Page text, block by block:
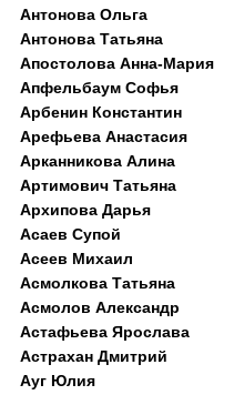
Антонова Ольга
Антонова Татьяна
Апостолова Анна-Мария
Апфельбаум Софья
Арбенин Константин
Арефьева Анастасия
Арканникова Алина
Артимович Татьяна
Архипова Дарья
Асаев Супой
Асеев Михаил
Асмолкова Татьяна
Асмолов Александр
Астафьева Ярослава
Астрахан Дмитрий
Ауг Юлия